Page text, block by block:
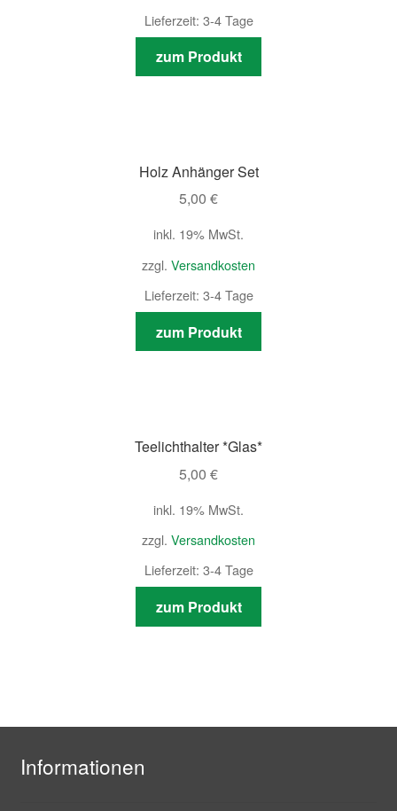
Lieferzeit: 3-4 Tage
zum Produkt
Holz Anhänger Set
5,00 €
inkl. 19% MwSt.
zzgl. Versandkosten
Lieferzeit: 3-4 Tage
zum Produkt
Teelichthalter *Glas*
5,00 €
inkl. 19% MwSt.
zzgl. Versandkosten
Lieferzeit: 3-4 Tage
zum Produkt
Informationen